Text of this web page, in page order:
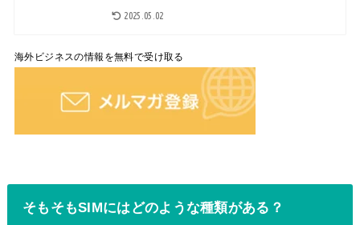
2025.05.02
海外ビジネスの情報を無料で受け取る
そもそもSIMにはどのような種類がある？